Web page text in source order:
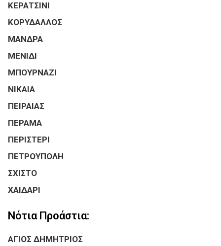
ΚΕΡΑΤΣΙΝΙ
ΚΟΡΥΔΑΛΛΟΣ
ΜΑΝΔΡΑ
ΜΕΝΙΔΙ
ΜΠΟΥΡΝΑΖΙ
ΝΙΚΑΙΑ
ΠΕΙΡΑΙΑΣ
ΠΕΡΑΜΑ
ΠΕΡΙΣΤΕΡΙ
ΠΕΤΡΟΥΠΟΛΗ
ΣΧΙΣΤΟ
ΧΑΙΔΑΡΙ
Νότια Προάστια:
ΑΓΙΟΣ ΔΗΜΗΤΡΙΟΣ